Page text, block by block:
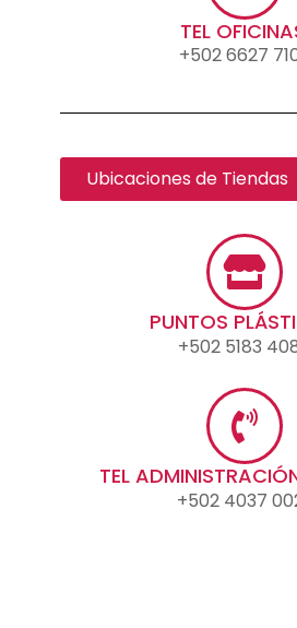
TEL
+502 6627
Ubicaciones de Tiendas
PUNTOS
+502 5183
TEL
+502 4037